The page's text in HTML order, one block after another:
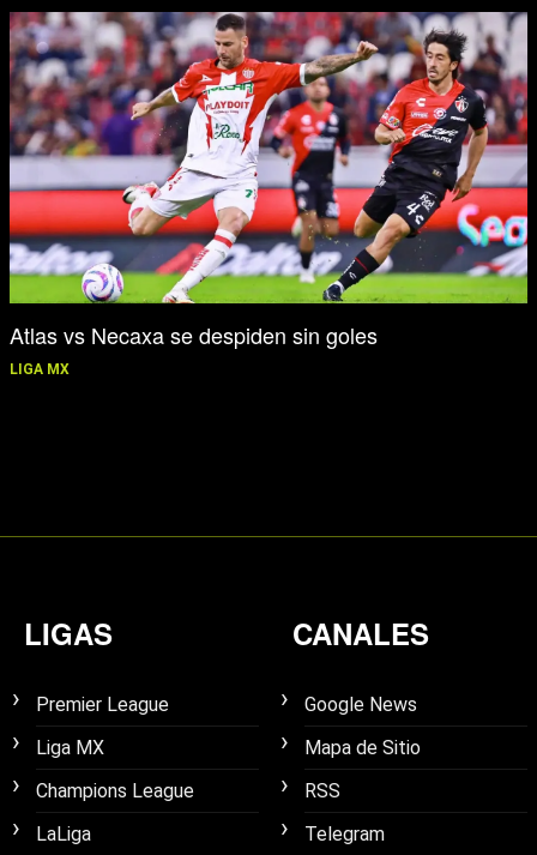
Atlas vs Necaxa se despiden sin goles
LIGA MX
LIGAS
Premier League
Liga MX
Champions League
LaLiga
CANALES
Google News
Mapa de Sitio
RSS
Telegram